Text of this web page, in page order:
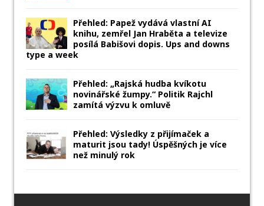
Přehled: Papež vydává vlastní AI
knihu, zemřel Jan Hraběta a televize
posílá Babišovi dopis. Ups and downs
type a week
Přehled: „Rajská hudba kvíkotu
novinářské žumpy.“ Politik Rajchl
zamítá výzvu k omluvě
Přehled: Výsledky z přijímaček a
maturit jsou tady! Úspěšných je více
než minulý rok